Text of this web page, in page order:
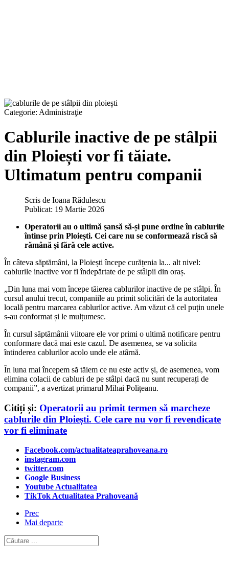
Categorie: Administraţie
Cablurile inactive de pe stâlpii
din Ploiești vor fi tăiate.
Ultimatum pentru companii
Scris de Ioana Rădulescu
Publicat: 19 Martie 2026
Operatorii au o ultimă șansă să-și pune ordine în cablurile
întinse prin Ploiești. Cei care nu se conformează riscă să
rămână și fără cele active.
În câteva săptămâni, la Ploiești începe curățenia la... alt nivel:
cablurile inactive vor fi îndepărtate de pe stâlpii din oraș.
„Din luna mai vom începe tăierea cablurilor inactive de pe stâlpi. În
cursul anului trecut, companiile au primit solicitări de la autoritatea
locală pentru marcarea cablurilor active. Am văzut că cel puțin unele
s-au conformat și le mulțumesc.
În cursul săptămânii viitoare ele vor primi o ultimă notificare pentru
conformare dacă mai este cazul. De asemenea, se va solicita
întinderea cablurilor acolo unde ele atârnă.
În luna mai începem să tăiem ce nu este activ și, de asemenea, vom
elimina colacii de cabluri de pe stâlpi dacă nu sunt recuperați de
companii”, a avertizat primarul Mihai Polițeanu.
Citiți și: Operatorii au primit termen să marcheze
cablurile din Ploiești. Cele care nu vor fi revendicate
vor fi eliminate
Facebook.com/actualitateaprahoveana.ro
instagram.com
twitter.com
Google Business
Youtube Actualitatea
TikTok Actualitatea Prahoveană
Prec
Mai departe